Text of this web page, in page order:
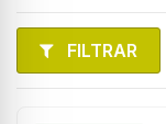
FILTRAR